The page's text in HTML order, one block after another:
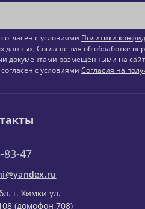
с условиями Политики
данных, Соглашения об обработке
документами размещенными на
с условиями Согласия на
83-47
г. Химки ул.
(домофон 708)